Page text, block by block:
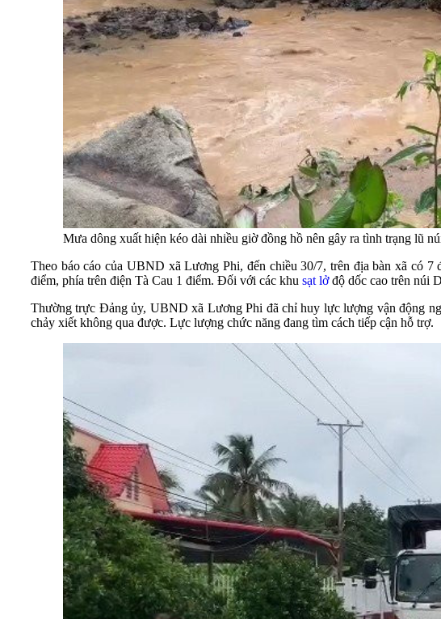
Mưa dông xuất hiện kéo dài nhiều giờ đồng hồ nên gây ra tình trạng lũ
Theo báo cáo của UBND xã Lương Phi, đến chiều 30/7, trên địa bàn xã có
điểm, phía trên điện Tà Cau 1 điểm. Đối với các khu sạt lởđộ dốc cao trên núi
Thường trực Đảng ủy, UBND xã Lương Phi đã chỉ huy lực lượng vận động
chảy xiết không qua được. Lực lượng chức năng đang tìm cách tiếp cận hỗ trợ.